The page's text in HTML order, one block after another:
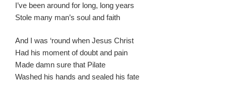
I’ve been around for long, long years
Stole many man’s soul and faith
And I was ‘round when Jesus Christ
Had his moment of doubt and pain
Made damn sure that Pilate
Washed his hands and sealed his fate